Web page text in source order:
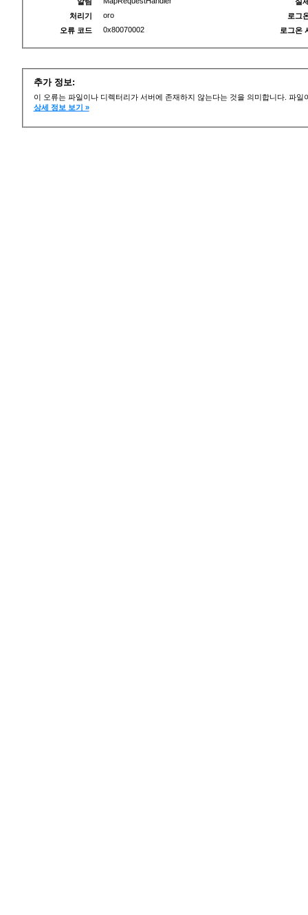
처리기
oro
오류 코드
0x80070002
로그
로그온
추가 정보:
이 오류는 파일이나 디렉터리가 서버에 존재하지 않는다는 것을 의미합니다. 파
상세 정보 보기 »